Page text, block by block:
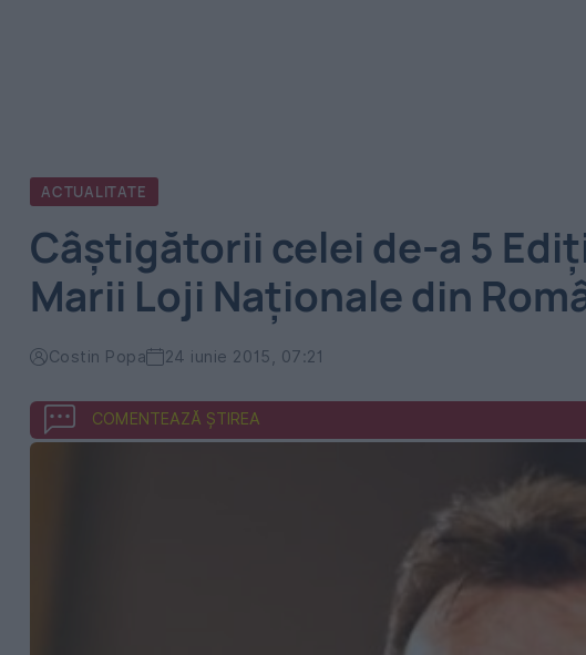
ACTUALITATE
Câştigătorii celei de-a 5
Marii Loji Naţionale din
Costin Popa 24 iunie 2015, 07:21
COMENTEAZĂ ȘTIREA